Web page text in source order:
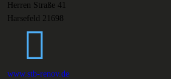
Herren Straße 41
Harsefeld 21698
www.stb-renov.de